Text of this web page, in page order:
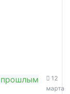
12
марта